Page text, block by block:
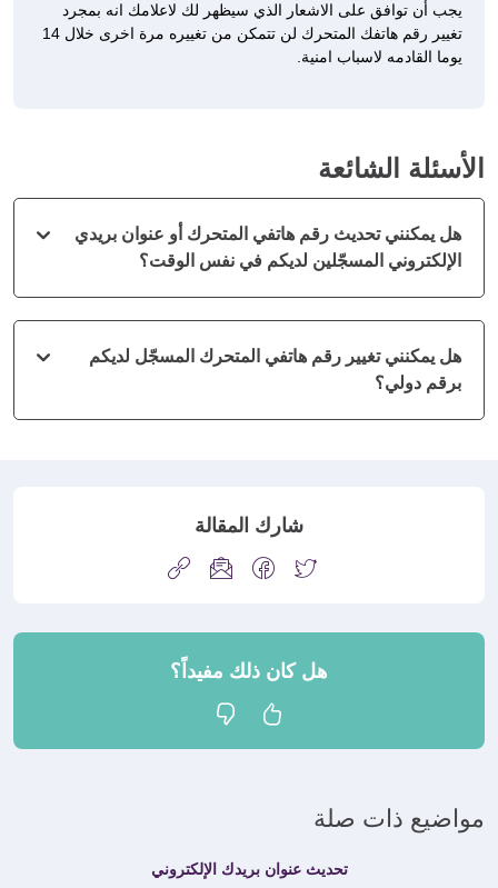
يجب أن توافق على الاشعار الذي سيظهر لك لاعلامك انه بمجرد
تغيير رقم هاتفك المتحرك لن تتمكن من تغييره مرة اخرى خلال 14
يوما القادمه لاسباب امنية.
الأسئلة الشائعة
هل يمكنني تحديث رقم هاتفي المتحرك أو عنوان بريدي
الإلكتروني المسجّلين لديكم في نفس الوقت؟
هل يمكنني تغيير رقم هاتفي المتحرك المسجّل لديكم
برقم دولي؟
شارك المقالة
هل كان ذلك مفيداً؟
مواضيع ذات صلة
تحديث عنوان بريدك الإلكتروني